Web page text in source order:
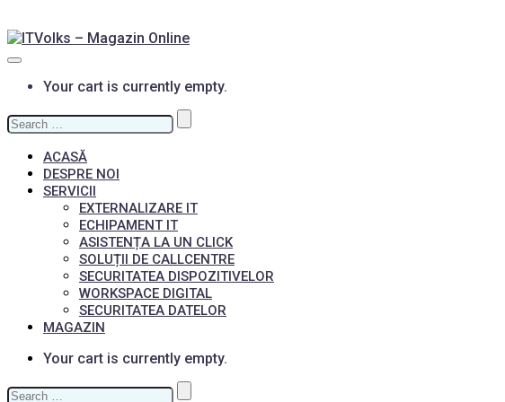
Your cart is currently empty.
Search
for:
ACASĂ
DESPRE NOI
SERVICII
EXTERNALIZARE IT
ECHIPAMENT IT
ASISTENȚA LA UN CLICK
SOLUȚII DE CALLCENTRE
SECURITATEA DISPOZITIVELOR
WORKSPACE DIGITAL
SECURITATEA DATELOR
MAGAZIN
Your cart is currently empty.
Search